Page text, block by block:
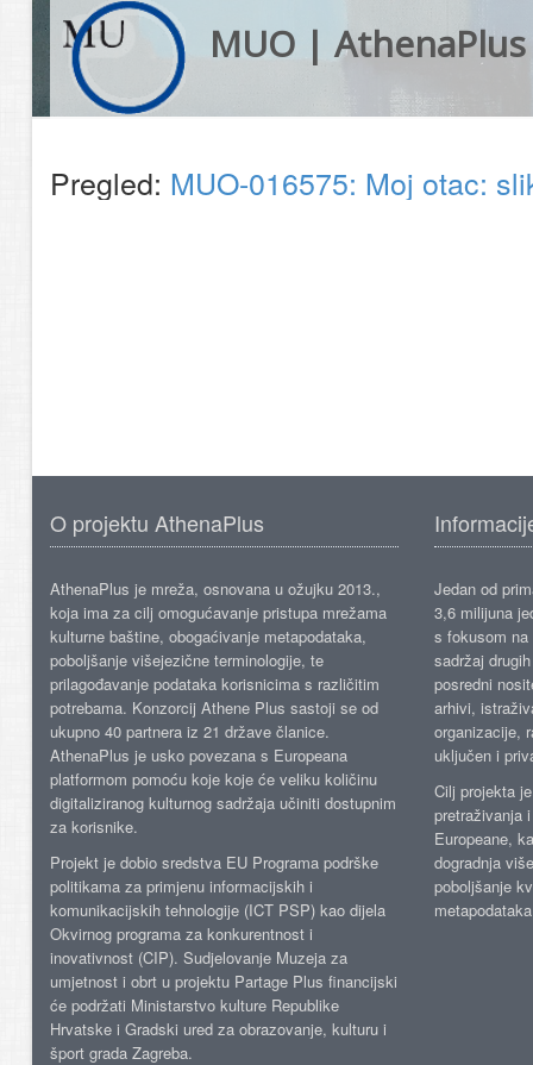
MUO | AthenaPlus
Pregled: MUO-016575: Moj otac:
O projektu AthenaPlus
AthenaPlus je mreža, osnovana u ožujku 2013.,
koja ima za cilj omogućavanje pristupa mrežama
kulturne baštine, obogaćivanje metapodataka,
poboljšanje višejezične terminologije, te
prilagođavanje podataka korisnicima s različitim
potrebama. Konzorcij Athene Plus sastoji se od
ukupno 40 partnera iz 21 države članice.
AthenaPlus je usko povezana s Europeana
platformom pomoću koje koje će veliku količinu
digitaliziranog kulturnog sadržaja učiniti dostupnim
za korisnike.
Projekt je dobio sredstva EU Programa podrške
politikama za primjenu informacijskih i
komunikacijskih tehnologije (ICT PSP) kao dijela
Okvirnog programa za konkurentnost i
inovativnost (CIP). Sudjelovanje Muzeja za
umjetnost i obrt u projektu Partage Plus financijski
će podržati Ministarstvo kulture Republike
Hrvatske i Gradski ured za obrazovanje, kulturu i
šport grada Zagreba.
Jedan od
3,6 milijuna
s fokusom
sadržaj
posredni
arhivi,
organizacije,
uključen i
Cilj projekta
pretraživanja
Europeane,
dogradnja
poboljšanje